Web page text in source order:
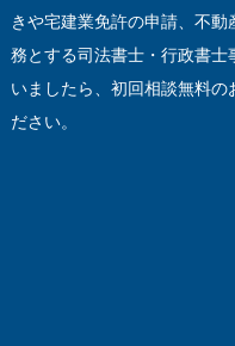
きや宅建業免許の申請、不
務とする司法書士・行政書
いましたら、初回相談無料の
ださい。